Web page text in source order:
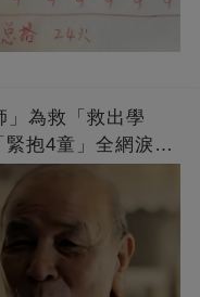
」為救「救出學
抱4童」全網淚